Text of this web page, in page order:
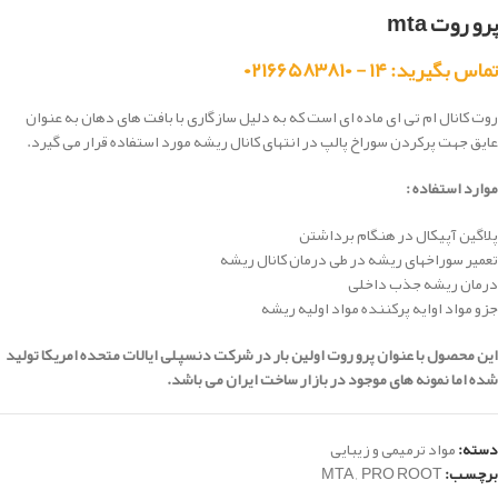
پرو روت mta
تماس بگیرید: ۱۴ - ۰۲۱۶۶۵۸۳۸۱۰
روت کانال ام تی ای ماده ای است که به دلیل سازگاری بابافت های دهانبه عنوان
عایق جهت پرکردن سوراخ پالپ در انتهای کانال ریشه مورد استفاده قرار می گیرد.
موارد استفاده :
پلاگین آپیکال در هنگام برداشتن
تعمیر سوراخهای ریشه در طی درمان کانال ریشه
درمان ریشه جذب داخلی
جزو مواد اوایه پرکننده مواد اولیه ریشه
این محصول با عنوان پرو روت اولین بار در شرکت دنسپلی ایالات متحده امریکا تولید
شده اما نمونه های موجود در بازار ساخت ایران می باشد.
دسته:مواد ترمیمی و زیبایی
برچسب: MTA,PRO ROOT